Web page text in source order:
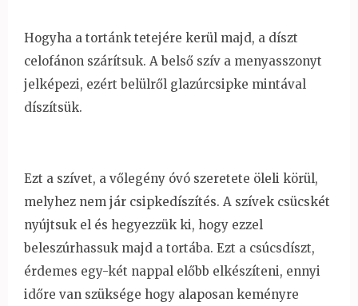
Hogyha a tortánk tetejére kerül majd, a díszt
celofánon szárítsuk. A belső szív a menyasszonyt
jelképezi, ezért belülről glazúrcsipke mintával
díszítsük.
Ezt a szívet, a vőlegény óvó szeretete öleli körül,
melyhez nem jár csipkedíszítés. A szívek csücskét
nyújtsuk el és hegyezzük ki, hogy ezzel
beleszúrhassuk majd a tortába. Ezt a csúcsdíszt,
érdemes egy-két nappal előbb elkészíteni, ennyi
időre van szüksége hogy alaposan keményre